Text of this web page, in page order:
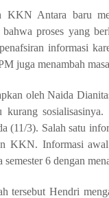
KKN Antara baru
proses yang
informasi
juga menambah
oleh Naida
(11/3). Salah satu
KKN. Informasi
6 dengan
tersebut Hendri